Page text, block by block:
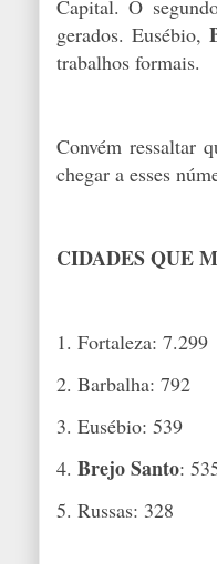
Capital. O
gerados. Eusébio,
trabalhos formais.
Convém ressaltar
chegar a esses
CIDADES QUE
1. Fortaleza: 7.299
2. Barbalha: 792
3. Eusébio: 539
4. Brejo Santo:
5. Russas: 328